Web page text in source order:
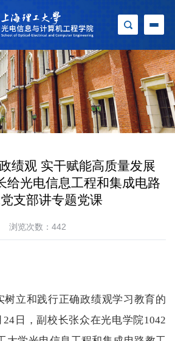
绩观 实干赋能高质量发展
光电信息工程和集成电路
支部讲专题党课
浏览次数： 442
树立和践行正确政绩观学习教育的
24 日，副校长张众在光电学院1042